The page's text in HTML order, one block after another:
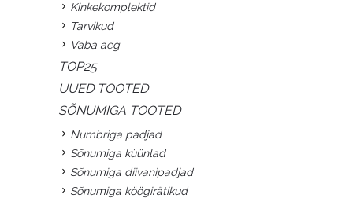
Kinkekomplektid
Tarvikud
Vaba aeg
TOP25
UUED TOOTED
SÕNUMIGA TOOTED
Numbriga padjad
Sõnumiga küünlad
Sõnumiga diivanipadjad
Sõnumiga köögirätikud